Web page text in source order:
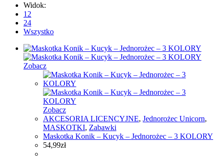
Widok:
12
24
Wszystko
Zobacz
Zobacz
AKCESORIA LICENCYJNE, Jednorożec Unicorn,
MASKOTKI, Zabawki
Maskotka Konik – Kucyk – Jednorożec – 3 KOLORY
54,99zł